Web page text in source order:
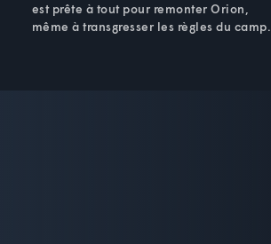
est prête à tout pour remonter Orion,
même à transgresser les règles du camp.